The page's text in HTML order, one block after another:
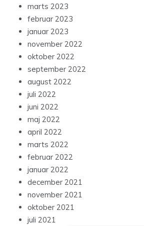
marts 2023
februar 2023
januar 2023
november 2022
oktober 2022
september 2022
august 2022
juli 2022
juni 2022
maj 2022
april 2022
marts 2022
februar 2022
januar 2022
december 2021
november 2021
oktober 2021
juli 2021